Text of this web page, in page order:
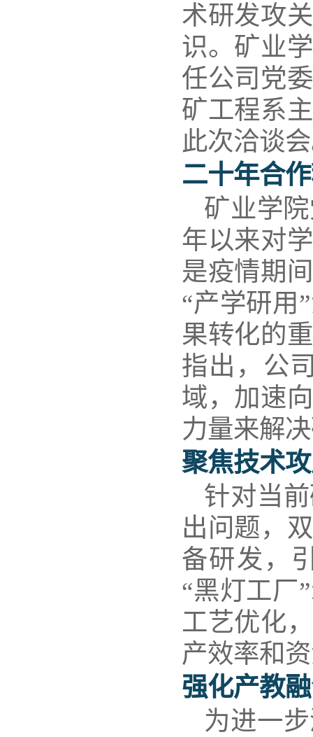
术研发攻
识。矿业
任公司党
矿工程系
此次洽谈
二十年合
矿业学
年以来对
是疫情期
“产学研用
果转化的
指出，公
域，加速
力量来解
聚焦技术
针对当
出问题，
备研发，
“黑灯工厂
工艺优化
产效率和
强化产教
为进一